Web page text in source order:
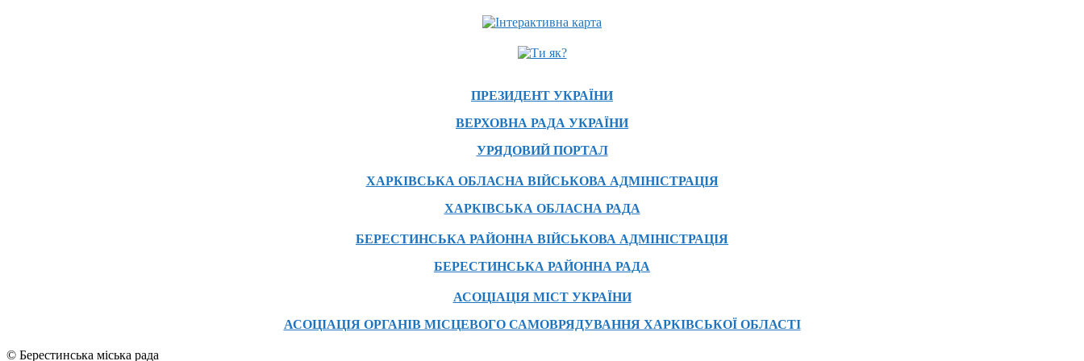
ПРЕЗИДЕНТ УКРАЇНИ
ВЕРХОВНА РАДА УКРАЇНИ
УРЯДОВИЙ ПОРТАЛ
ХАРКІВСЬКА ОБЛАСНА ВІЙСЬКОВА АДМІНІСТРАЦІЯ
ХАРКІВСЬКА ОБЛАСНА РАДА
БЕРЕСТИНСЬКА РАЙОННА ВІЙСЬКОВА АДМІНІСТРАЦІЯ
БЕРЕСТИНСЬКА РАЙОННА РАДА
АСОЦІАЦІЯ МІСТ УКРАЇНИ
АСОЦІАЦІЯ ОРГАНІВ МІСЦЕВОГО САМОВРЯДУВАННЯ ХАРКІВСЬКОЇ ОБЛАСТІ
© Берестинська міська рада